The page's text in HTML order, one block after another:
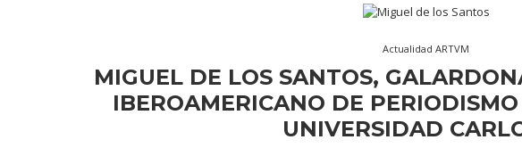
Actualidad ARTVM
MIGUEL DE LOS SANTOS,
IBEROAMERICANO DE
UNIVERSIDAD